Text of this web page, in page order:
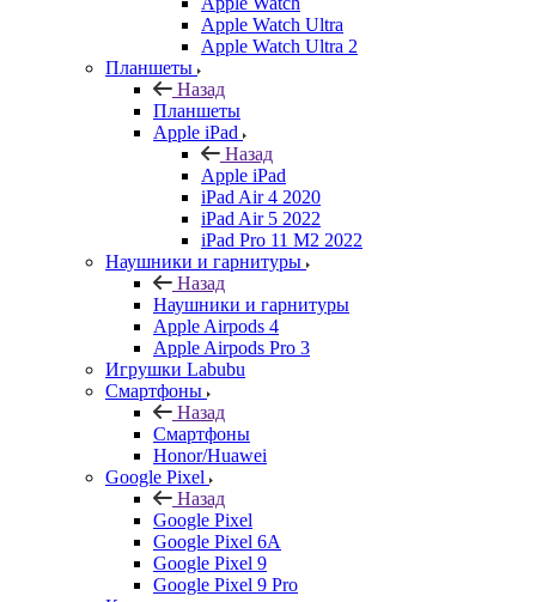
Apple Watch Ultra
Apple Watch Ultra 2
Планшеты
Назад
Планшеты
Apple iPad
Назад
Apple iPad
iPad Air 4 2020
iPad Air 5 2022
iPad Pro 11 M2 2022
Наушники и гарнитуры
Назад
Наушники и гарнитуры
Apple Airpods 4
Apple Airpods Pro 3
Игрушки Labubu
Смартфоны
Назад
Смартфоны
Honor/Huawei
Google Pixel
Назад
Google Pixel
Google Pixel 6A
Google Pixel 9
Google Pixel 9 Pro